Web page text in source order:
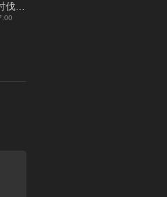
伐し
放
】